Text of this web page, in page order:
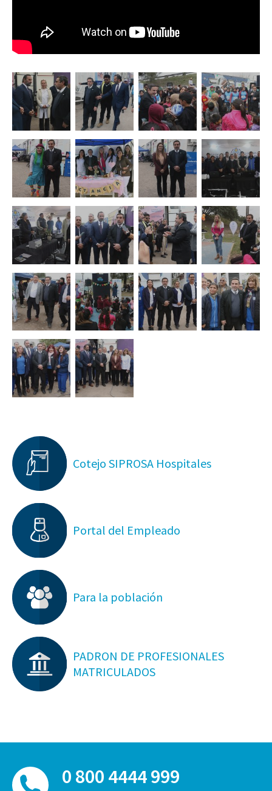
Cotejo SIPROSA Hospitales
Portal del Empleado
Para la población
PADRON DE PROFESIONALES
MATRICULADOS
0 800 4444 999